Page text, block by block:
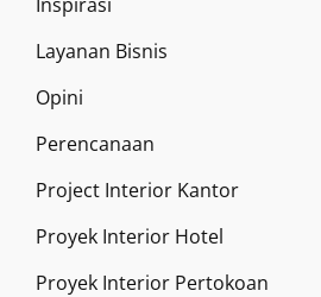
Layanan Bisnis
Opini
Perencanaan
Project Interior Kantor
Proyek Interior Hotel
Proyek Interior Pertokoan